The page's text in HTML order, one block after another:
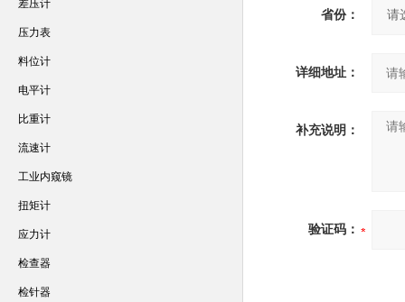
省份：
详细地址：
补充说明：
验证码：
差压计
压力表
料位计
电平计
比重计
流速计
工业内窥镜
扭矩计
应力计
检查器
检针器